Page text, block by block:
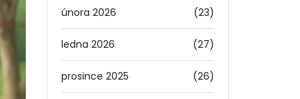
února 2026 (23)
ledna 2026 (27)
prosince 2025 (26)